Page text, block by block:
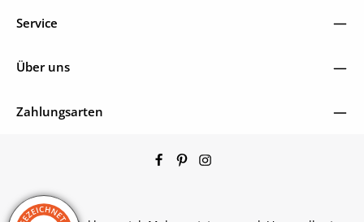
Service
Über uns
Zahlungsarten